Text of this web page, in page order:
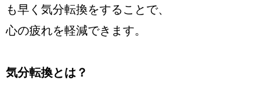
も早く気分転換をすることで、
心の疲れを軽減できます。
気分転換とは？